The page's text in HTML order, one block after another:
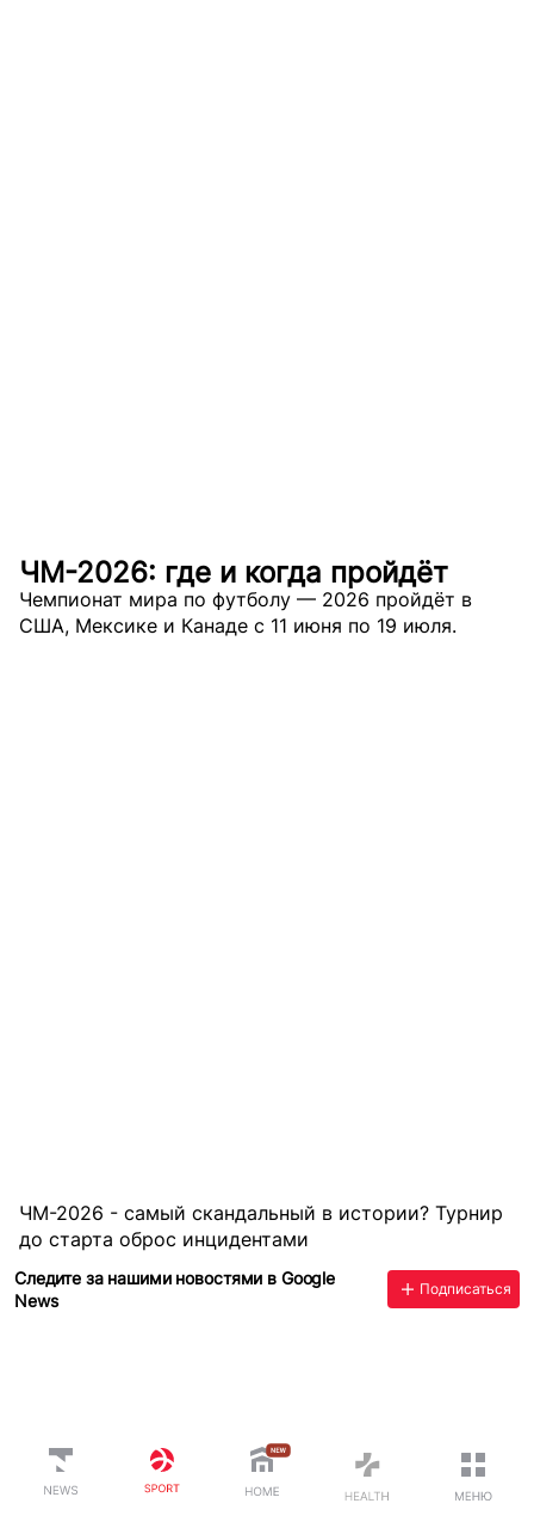
ЧМ-2026: где и когда пройдёт
Чемпионат мира по футболу — 2026 пройдёт в
США, Мексике и Канаде с 11 июня по 19 июля.
ЧМ-2026 - самый скандальный в истории? Турнир
до старта оброс инцидентами
Следите за нашими новостями в Google
News
Подписаться